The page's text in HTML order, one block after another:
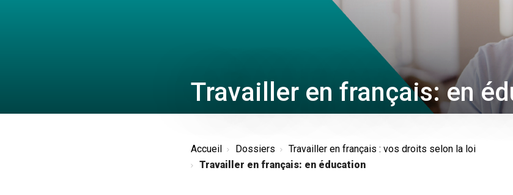
Travailler en français: en
Accueil Dossiers
Travailler en français : vos droits selon la loi
Travailler en français: en éducation